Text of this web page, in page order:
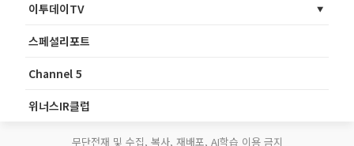
이투데이TV
스페셜리포트
Channel 5
위너스IR클럽
무단전재 및 수집, 복사, 재배포, AI학습 이용 금지